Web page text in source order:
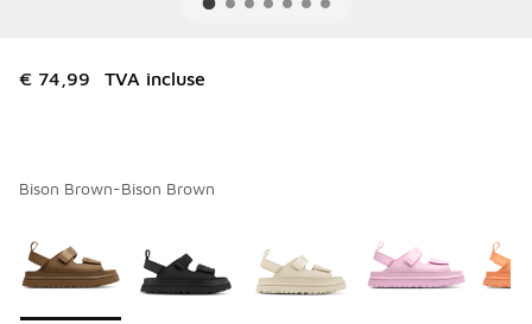
€ 74,99 TVA incluse
Bison Brown-Bison Brown